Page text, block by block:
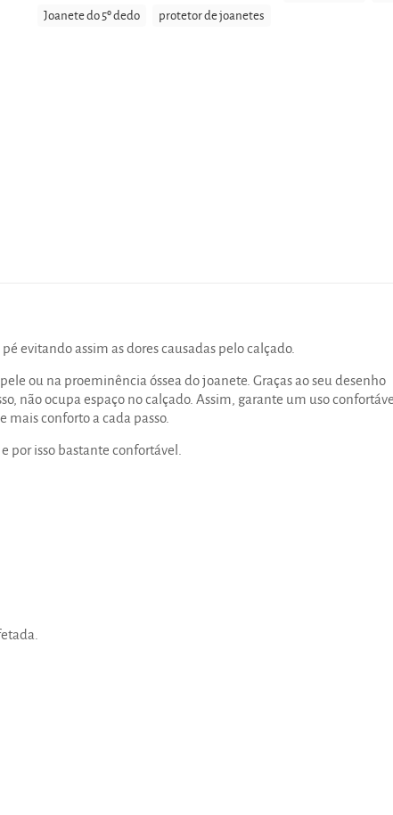
Dedo
Joanete do 5º dedo
protetor de joanetes
evitando assim as dores causadas pelo calçado.
ou na proeminência óssea do joanete. Graças ao seu desenho
não ocupa espaço no calçado. Assim, garante um uso
conforto a cada passo.
isso bastante confortável.